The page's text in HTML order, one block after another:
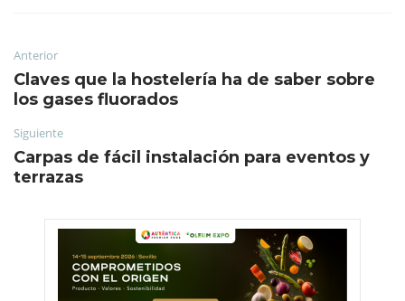
Anterior
Claves que la hostelería ha de saber sobre
los gases fluorados
Siguiente
Carpas de fácil instalación para eventos y
terrazas